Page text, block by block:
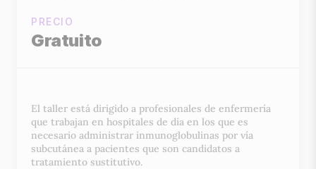
PRECIO
Gratuito
El taller está dirigido a profesionales de enfermería
que trabajan en hospitales de día en los que es
necesario administrar inmunoglobulinas por vía
subcutánea a pacientes que son candidatos a
tratamiento sustitutivo.